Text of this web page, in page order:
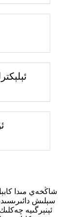
شاڭخەي مىدا
سېلىش
ئېنېرگىيە